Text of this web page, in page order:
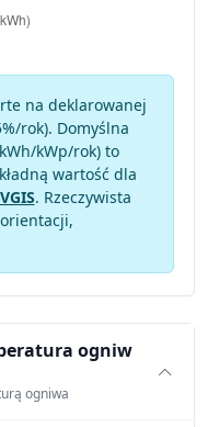
na deklarowanej
%/rok). Domyślna
kWp/rok) to
wartość dla
. Rzeczywista
ogniw
ogniwa